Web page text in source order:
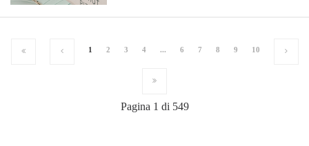
1 2 3 4 ... 6 7 8 9 10
Pagina 1 di 549